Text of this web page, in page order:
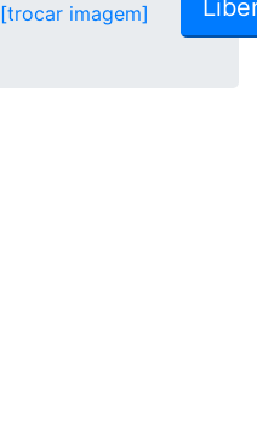
[trocar imagem]